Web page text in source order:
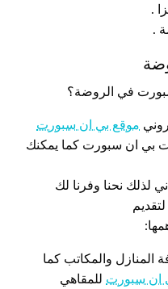
.
في الروضة؟
موقع بي ان سبورت
بي ان سبورت كما يمكنك
لذلك نحنا وفرنا لك
والمكاتب كما
ان سبورت للمقاهي